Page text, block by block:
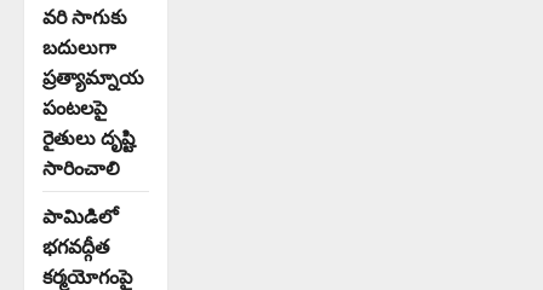
వరి సాగుకు
బదులుగా
ప్రత్యామ్నాయ
పంటలపై
రైతులు దృష్టి
సారించాలి
పామిడిలో
భగవద్గీత
కర్మయోగంపై